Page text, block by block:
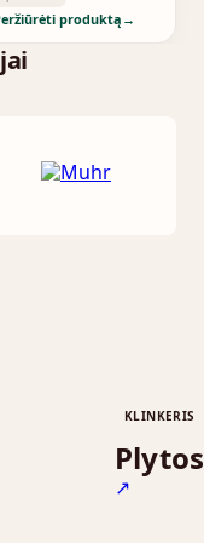
produktą →
KLINKERIS
Plytos
↗